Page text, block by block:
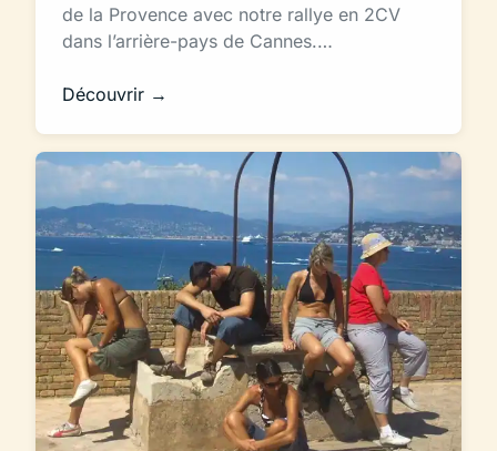
de la Provence avec notre rallye en 2CV
dans l’arrière-pays de Cannes.…
Découvrir →